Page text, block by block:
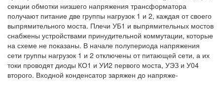
секции обмотки низшего напряжения трансформатора
получают питание две группы нагрузок 1 и 2, каждая от своего
выпрямительного моста. Плечи УБ1 и выпрямительных мостов
снабжены устройствами принудительной коммутации, которые
на схеме не показаны. В начале полупериода напряжения
сети группы нагрузок 1 и 2 отключены от питающей сети, а их
токи проводят диоды КО1 и УИ2 первого моста, УЭЗ и У04
второго. Входной конденсатор заряжен до напряже-